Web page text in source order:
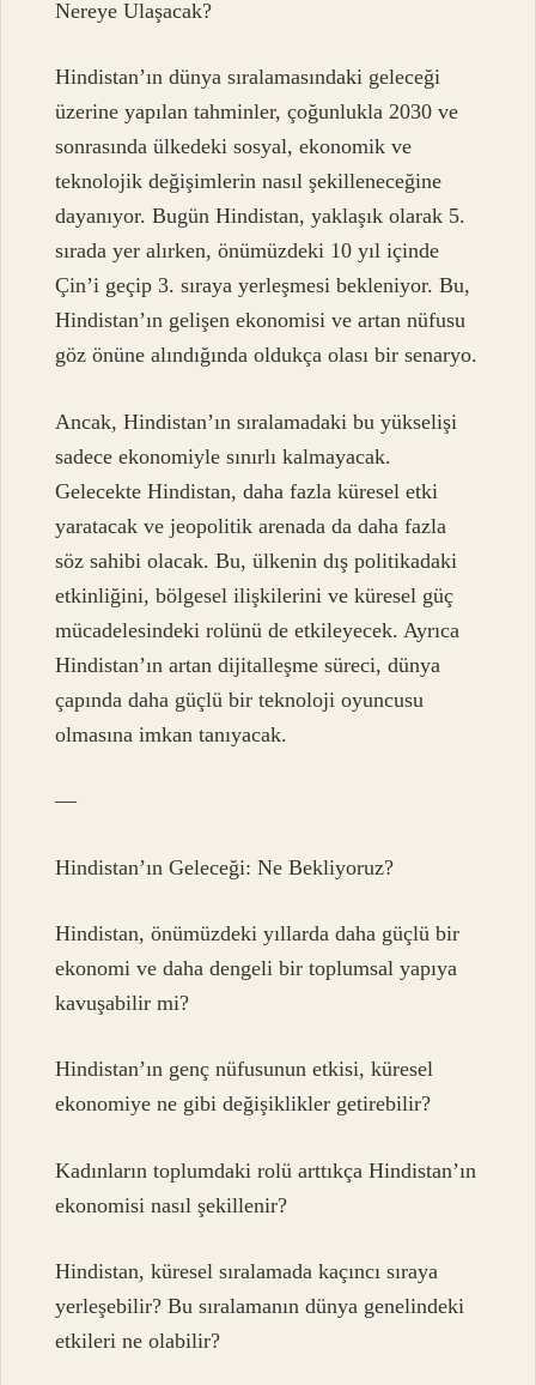
Nereye Ulaşacak?
Hindistan’ın dünya sıralamasındaki geleceği
üzerine yapılan tahminler, çoğunlukla 2030 ve
sonrasında ülkedeki sosyal, ekonomik ve
teknolojik değişimlerin nasıl şekilleneceğine
dayanıyor. Bugün Hindistan, yaklaşık olarak 5.
sırada yer alırken, önümüzdeki 10 yıl içinde
Çin’i geçip 3. sıraya yerleşmesi bekleniyor. Bu,
Hindistan’ın gelişen ekonomisi ve artan nüfusu
göz önüne alındığında oldukça olası bir senaryo.
Ancak, Hindistan’ın sıralamadaki bu yükselişi
sadece ekonomiyle sınırlı kalmayacak.
Gelecekte Hindistan, daha fazla küresel etki
yaratacak ve jeopolitik arenada da daha fazla
söz sahibi olacak. Bu, ülkenin dış politikadaki
etkinliğini, bölgesel ilişkilerini ve küresel güç
mücadelesindeki rolünü de etkileyecek. Ayrıca
Hindistan’ın artan dijitalleşme süreci, dünya
çapında daha güçlü bir teknoloji oyuncusu
olmasına imkan tanıyacak.
—
Hindistan’ın Geleceği: Ne Bekliyoruz?
Hindistan, önümüzdeki yıllarda daha güçlü bir
ekonomi ve daha dengeli bir toplumsal yapıya
kavuşabilir mi?
Hindistan’ın genç nüfusunun etkisi, küresel
ekonomiye ne gibi değişiklikler getirebilir?
Kadınların toplumdaki rolü arttıkça Hindistan’ın
ekonomisi nasıl şekillenir?
Hindistan, küresel sıralamada kaçıncı sıraya
yerleşebilir? Bu sıralamanın dünya genelindeki
etkileri ne olabilir?